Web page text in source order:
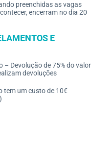
preenchidas as vagas
encerram no dia 20
E
– Devolução de 75% do valor
devoluções
tem um custo de 10€